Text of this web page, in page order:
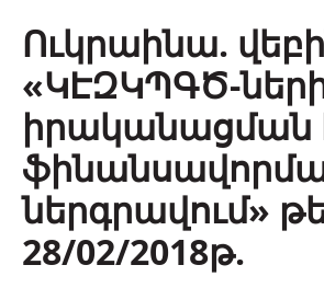
Azərbaycan
ქართული
Română
Ուկրաինա.
«ԿԷԶԿՊԳԾ-
իրականացման
ներգրավում»
28/02/2018թ.